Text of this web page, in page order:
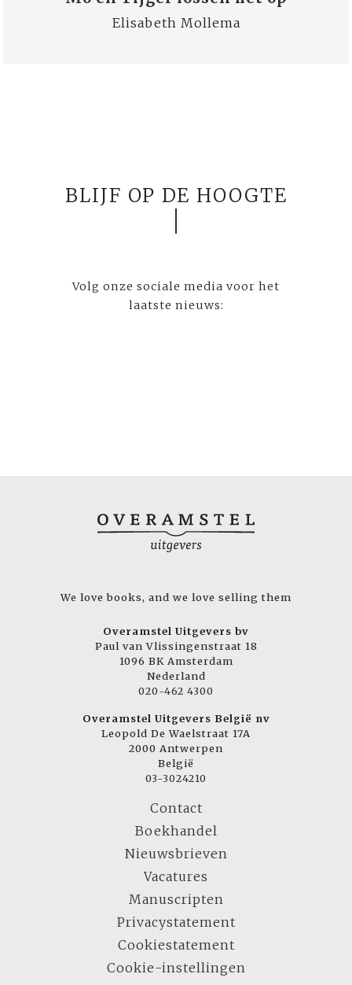
Elisabeth Mollema
BLIJF OP DE HOOGTE
Volg onze sociale media voor het
laatste nieuws:
We love books, and we love selling them
Overamstel Uitgevers bv
Paul van Vlissingenstraat 18
1096 BK Amsterdam
Nederland
020-462 4300
Overamstel Uitgevers België nv
Leopold De Waelstraat 17A
2000 Antwerpen
België
03-3024210
Contact
Boekhandel
Nieuwsbrieven
Vacatures
Manuscripten
Privacystatement
Cookiestatement
Cookie-instellingen